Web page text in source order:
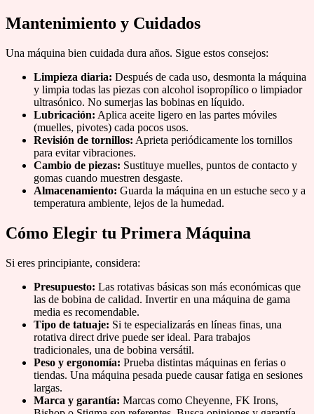
Mantenimiento y Cuidados
Una máquina bien cuidada dura años. Sigue estos consejos:
Limpieza diaria: Después de cada uso, desmonta la máquina
y limpia todas las piezas con alcohol isopropílico o limpiador
ultrasónico. No sumerjas las bobinas en líquido.
Lubricación: Aplica aceite ligero en las partes móviles
(muelles, pivotes) cada pocos usos.
Revisión de tornillos: Aprieta periódicamente los tornillos
para evitar vibraciones.
Cambio de piezas: Sustituye muelles, puntos de contacto y
gomas cuando muestren desgaste.
Almacenamiento: Guarda la máquina en un estuche seco y a
temperatura ambiente, lejos de la humedad.
Cómo Elegir tu Primera Máquina
Si eres principiante, considera:
Presupuesto: Las rotativas básicas son más económicas que
las de bobina de calidad. Invertir en una máquina de gama
media es recomendable.
Tipo de tatuaje: Si te especializarás en líneas finas, una
rotativa direct drive puede ser ideal. Para trabajos
tradicionales, una de bobina versátil.
Peso y ergonomía: Prueba distintas máquinas en ferias o
tiendas. Una máquina pesada puede causar fatiga en sesiones
largas.
Marca y garantía: Marcas como Cheyenne, FK Irons,